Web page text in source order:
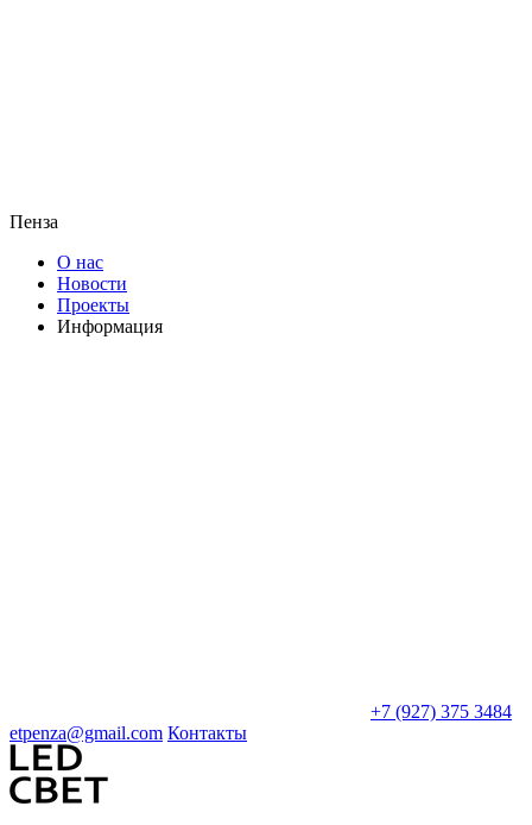
Пенза
О нас
Новости
Проекты
Информация
+7 (927) 375 3484
etpenza@gmail.com Контакты